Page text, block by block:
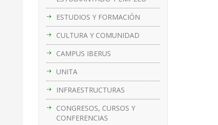
ESTUDIOS Y FORMACIÓN
CULTURA Y COMUNIDAD
CAMPUS IBERUS
UNITA
INFRAESTRUCTURAS
CONGRESOS, CURSOS Y
CONFERENCIAS